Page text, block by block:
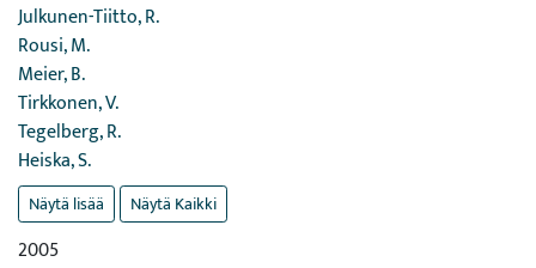
Julkunen-Tiitto, R.
Rousi, M.
Meier, B.
Tirkkonen, V.
Tegelberg, R.
Heiska, S.
Näytä lisää Näytä Kaikki
2005